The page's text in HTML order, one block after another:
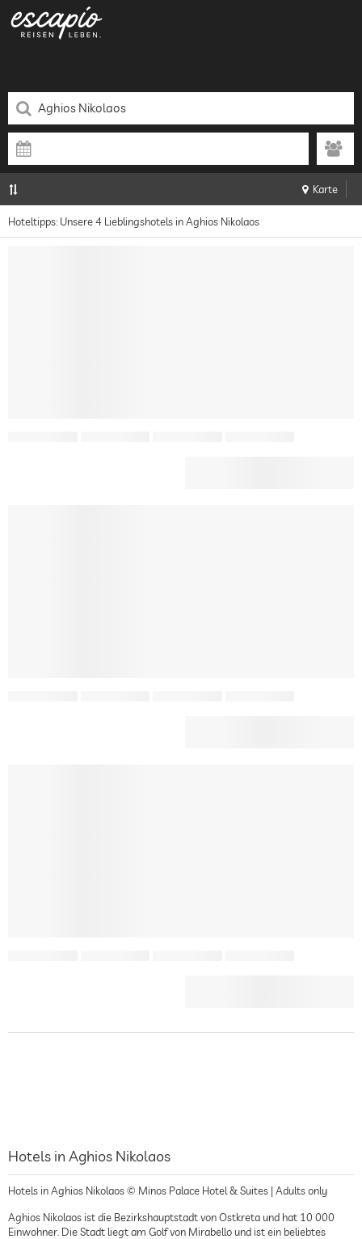
Karte
Hoteltipps: Unsere 4 Lieblingshotels in Aghios Nikolaos
Hotels in Aghios Nikolaos
Hotels in Aghios Nikolaos © Minos Palace Hotel & Suites | Adults only
Aghios Nikolaos ist die Bezirkshauptstadt von Ostkreta und hat 10 000
Einwohner. Die Stadt liegt am Golf von Mirabello und ist ein beliebtes